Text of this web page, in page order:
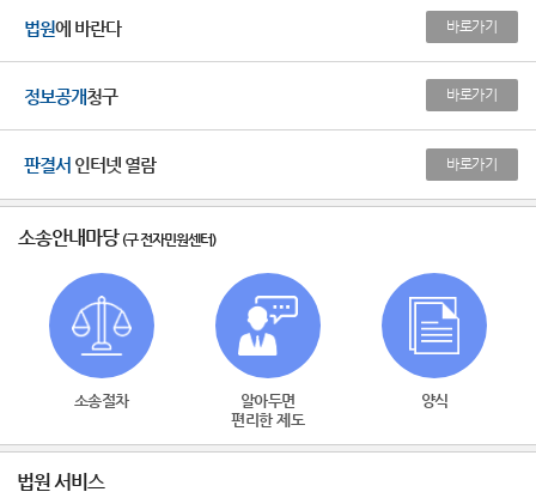
법원에 바란다 바로가기
정보공개청구 바로가기
판결서 인터넷 열람 바로가기
소송안내마당 (구 전자민원센터)
소송절차
알아두면
편리한 제도
양식
법원 서비스